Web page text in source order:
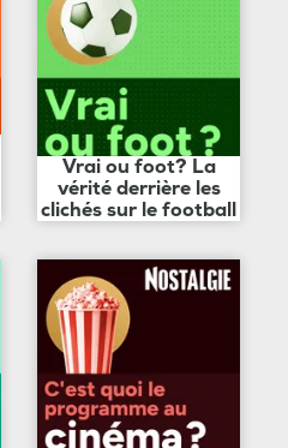
Vrai ou foot? La
vérité derrière les
clichés sur le football